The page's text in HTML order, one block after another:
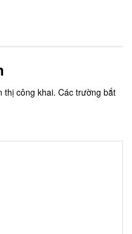
thị công khai. Các trường bắt